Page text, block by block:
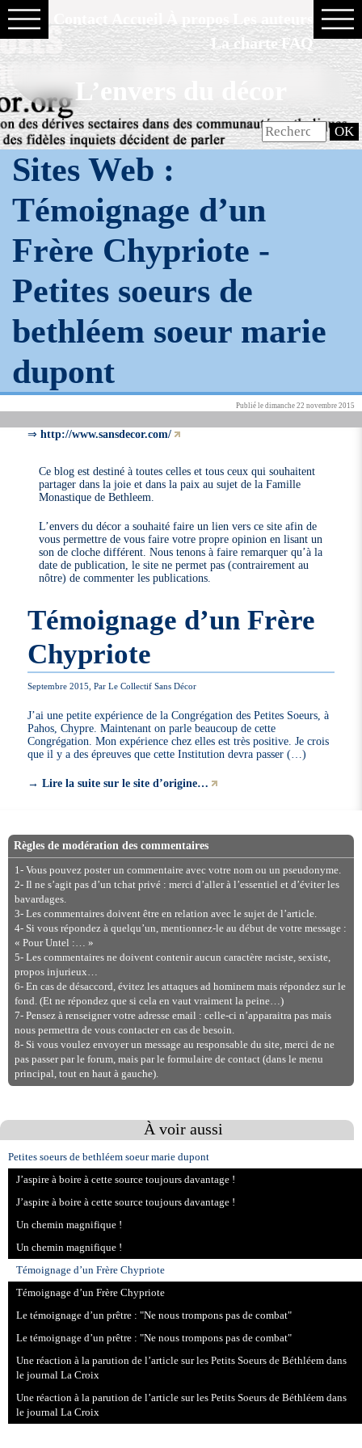
La charte FAQ
L’envers du décor
Sites Web :
Témoignage d’un
Frère Chypriote -
Petites soeurs de
bethléem soeur marie
dupont
Publié le dimanche 22 novembre 2015
⇒http://www.sansdecor.com/
Ce blog est destiné à toutes celles et tous ceux qui souhaitent
partager dans la joie et dans la paix au sujet de la Famille
Monastique de Bethleem.
L’envers du décor a souhaité faire un lien vers ce site afin de
vous permettre de vous faire votre propre opinion en lisant un
son de cloche différent. Nous tenons à faire remarquer qu’à la
date de publication, le site ne permet pas (contrairement au
nôtre) de commenter les publications.
Témoignage d’un Frère
Chypriote
Septembre 2015, Par Le Collectif Sans Décor
J’ai une petite expérience de la Congrégation des Petites Soeurs, à
Pahos, Chypre. Maintenant on parle beaucoup de cette
Congrégation. Mon expérience chez elles est très positive. Je crois
que il y a des épreuves que cette Institution devra passer (…)
→Lire la suite sur le site d’origine…
Règles de modération des commentaires
1- Vous pouvez poster un commentaire avec votre nom ou un pseudonyme.
2- Il ne s’agit pas d’un tchat privé : merci d’aller à l’essentiel et d’éviter les
bavardages.
3- Les commentaires doivent être en relation avec le sujet de l’article.
4- Si vous répondez à quelqu’un, mentionnez-le au début de votre message :
« Pour Untel :… »
5- Les commentaires ne doivent contenir aucun caractère raciste, sexiste,
propos injurieux…
6- En cas de désaccord, évitez les attaques ad hominem mais répondez sur le
fond. (Et ne répondez que si cela en vaut vraiment la peine…)
7- Pensez à renseigner votre adresse email : celle-ci n’apparaitra pas mais
nous permettra de vous contacter en cas de besoin.
8- Si vous voulez envoyer un message au responsable du site, merci de ne
pas passer par le forum, mais par le formulaire de contact (dans le menu
principal, tout en haut à gauche).
À voir aussi
Petites soeurs de bethléem soeur marie dupont
J’aspire à boire à cette source toujours davantage !
J’aspire à boire à cette source toujours davantage !
Un chemin magnifique !
Un chemin magnifique !
Témoignage d’un Frère Chypriote
Témoignage d’un Frère Chypriote
Le témoignage d’un prêtre : "Ne nous trompons pas de combat"
Le témoignage d’un prêtre : "Ne nous trompons pas de combat"
Une réaction à la parution de l’article sur les Petits Soeurs de Béthléem dans
le journal La Croix
Une réaction à la parution de l’article sur les Petits Soeurs de Béthléem dans
le journal La Croix